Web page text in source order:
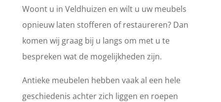
Woont u in Veldhuizen en wilt u uw meubels
opnieuw laten stofferen of restaureren? Dan
komen wij graag bij u langs om met u te
bespreken wat de mogelijkheden zijn.
Antieke meubelen hebben vaak al een hele
geschiedenis achter zich liggen en roepen